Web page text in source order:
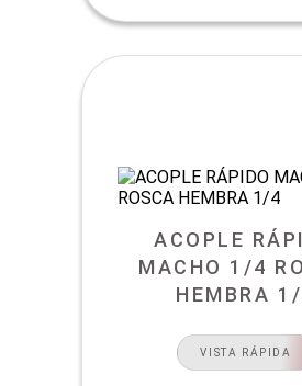
ACOPLE
MACHO 1/4
HEMBRA
VISTA RÁPIDA